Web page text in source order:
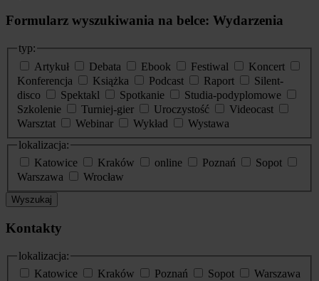
Formularz wyszukiwania na belce: Wydarzenia
typ:
Artykuł
Debata Ebook Festiwal
Koncert
Konferencja
Książka Podcast Raport
Silent-
disco
Spektakl Spotkanie
Studia-podyplomowe
Szkolenie
Turniej-gier Uroczystość
Videocast
Warsztat
Webinar Wykład
Wystawa
lokalizacja:
Katowice
Kraków online Poznań
Sopot
Warszawa
Wrocław
Wyszukaj
Kontakty
lokalizacja:
Katowice
Kraków Poznań Sopot
Warszawa